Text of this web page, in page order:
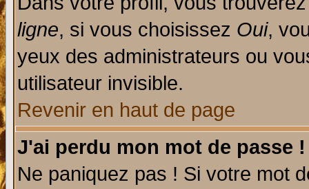
ligne, si vous choisissez Oui,
yeux des administrateurs ou
utilisateur invisible.
Revenir en haut de page
J'ai perdu mon mot de passe !
Ne paniquez pas ! Si votre mot